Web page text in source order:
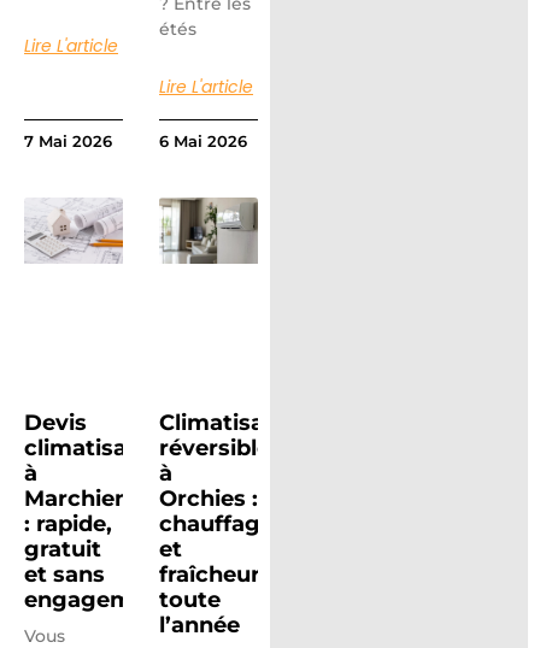
Lire L'article
7 Mai 2026
étés
Lire L'article
6 Mai 2026
Devis
climatisation
à
Marchiennes
: rapide,
gratuit
et sans
engagement
Vous
Climatisation
réversible
à
Orchies :
chauffage
et
fraîcheur
toute
l’année